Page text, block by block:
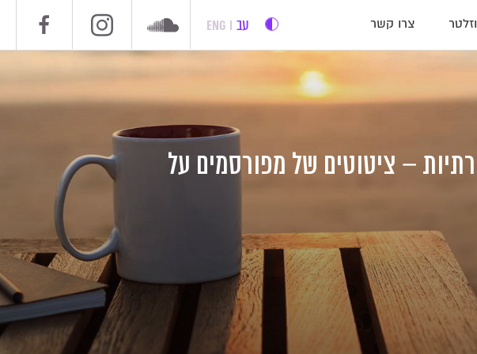
צרו קשר עב ENG
– ציטוטים של מפורסמים על